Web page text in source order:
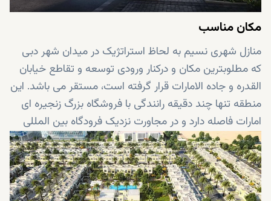
مکان مناسب
منازل شهری نسیم به لحاظ استراتژیک در میدان شهر دبی
که مطلوبترین مکان و درکنار ورودی توسعه و تقاطع خیابان
القدره و جاده الامارات قرار گرفته است، مستقر می باشد. این
منطقه تنها چند دقیقه رانندگی با فروشگاه بزرگ زنجیره ای
امارات فاصله دارد و در مجاورت نزدیک فرودگاه بین المللی
المکتوم و دبی مال قرار گرفته است. این توسعه شامل یک
فضای مرکزی عظیم به مساحت 16 زمین فوتبال و 350
فروشگاه خرده فروشی می باشد. اطراف منازل شهری نسیم
یک فضای پارک جداگانه وجود دارد که به شما فرصت لذت